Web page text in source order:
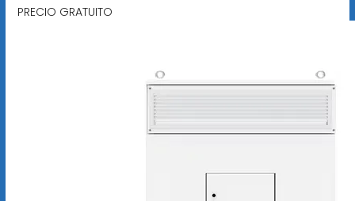
PRECIO GRATUITO